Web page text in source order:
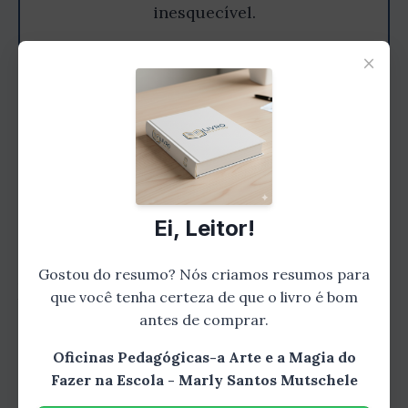
inesquecível.
Comprar na Amazon
Benefícios das oficinas
pedagógicas
As oficinas pedagógicas oferecem diversos
benefícios para os alunos, entre eles:
Desenvolvimento da autonomia: as
oficinas pedagógicas permitem que os
×
Ei, Leitor!
Gostou do resumo? Nós criamos resumos para
que você tenha certeza de que o livro é bom
antes de comprar.
Oficinas Pedagógicas-a Arte e a Magia do
Fazer na Escola - Marly Santos Mutschele